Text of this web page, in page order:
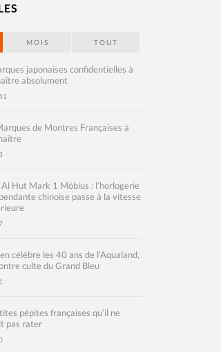
MOIS TOUT
japonaises confidentielles à
absolument
de Montres Françaises à
Al Hut Mark 1 Möbius : l’horlogerie
chinoise passe à la vitesse
célèbre les 40 ans de l’Aqualand,
culte du Grand Bleu
pépites françaises qu’il ne
pas rater